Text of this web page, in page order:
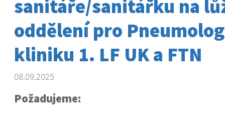
sanitáře/sanitářku na
oddělení pro
kliniku 1. LF UK a FTN
08.09.2025
Požadujeme: